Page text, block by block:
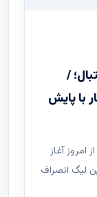
/
با پایش
امروز آغاز
لیگ انصراف